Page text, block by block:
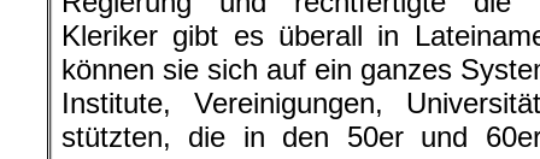
Kleriker gibt es überall in
können sie sich auf ein ganzes
Institute, Vereinigungen,
stützten, die in den 50er und